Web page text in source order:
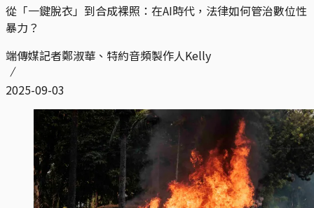
從「一鍵脫衣」到合成裸照：在AI時代，法律如何管治數位性
暴力？
端傳媒記者鄭淑華、特約音頻製作人Kelly
2025-09-03